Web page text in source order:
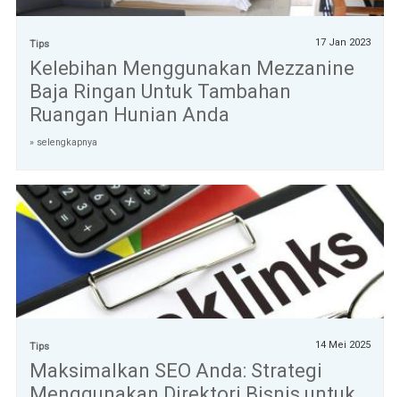
Tips 17 Jan 2023
Kelebihan Menggunakan Mezzanine
Baja Ringan Untuk Tambahan
Ruangan Hunian Anda
» selengkapnya
Tips 14 Mei 2025
Maksimalkan SEO Anda: Strategi